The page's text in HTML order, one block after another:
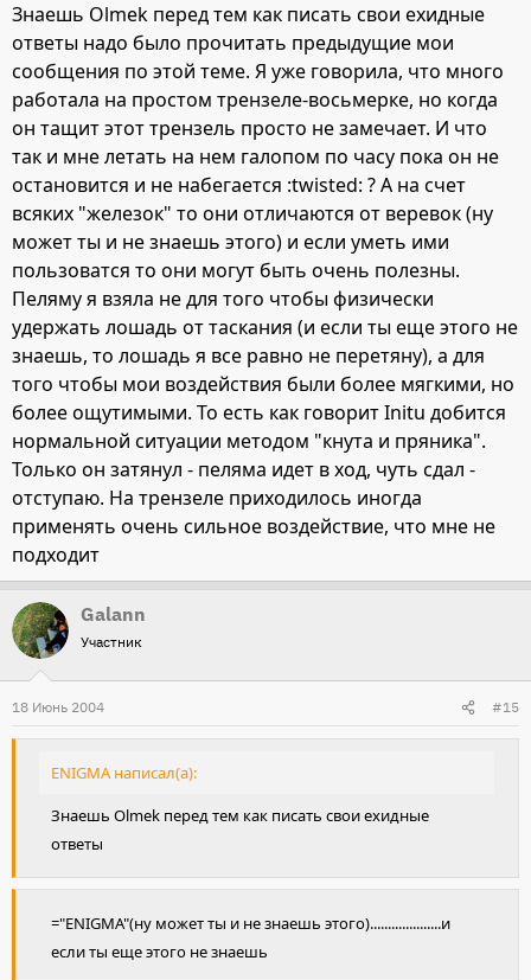
Знаешь Olmek перед тем как писать свои ехидные
ответы надо было прочитать предыдущие мои
сообщения по этой теме. Я уже говорила, что много
работала на простом трензеле-восьмерке, но когда
он тащит этот трензель просто не замечает. И что
так и мне летать на нем галопом по часу пока он не
остановится и не набегается :twisted: ? А на счет
всяких "железок" то они отличаются от веревок (ну
может ты и не знаешь этого) и если уметь ими
пользоватся то они могут быть очень полезны.
Пеляму я взяла не для того чтобы физически
удержать лошадь от таскания (и если ты еще этого не
знаешь, то лошадь я все равно не перетяну), а для
того чтобы мои воздействия были более мягкими, но
более ощутимыми. То есть как говорит Initu добится
нормальной ситуации методом "кнута и пряника".
Только он затянул - пеляма идет в ход, чуть сдал -
отступаю. На трензеле приходилось иногда
применять очень сильное воздействие, что мне не
подходит
Galann
Участник
18 Июнь 2004 #15
ENIGMA написал(а):
Знаешь Olmek перед тем как писать свои ехидные
ответы
="ENIGMA"(ну может ты и не знаешь этого)....................и
если ты еще этого не знаешь